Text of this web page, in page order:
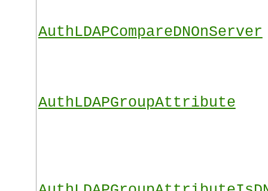
AuthLDAPCompareDNOnServer
AuthLDAPGroupAttribute